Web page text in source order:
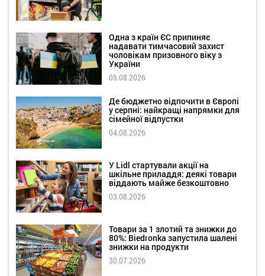
Одна з країн ЄС припиняє
надавати тимчасовий захист
чоловікам призовного віку з
України
05.08.2026
Де бюджетно відпочити в Європі
у серпні: найкращі напрямки для
сімейної відпустки
04.08.2026
У Lidl стартували акції на
шкільне приладдя: деякі товари
віддають майже безкоштовно
03.08.2026
Товари за 1 злотий та знижки до
80%: Biedronka запустила шалені
знижки на продукти
30.07.2026